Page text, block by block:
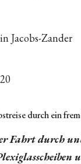
Jacobs-Zander
durch ein
Fahrt durch